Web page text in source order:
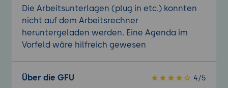
Die Arbeitsunterlagen (plug in etc.) konnten
nicht auf dem Arbeitsrechner
heruntergeladen werden. Eine Agenda im
Vorfeld wäre hilfreich gewesen
Über die GFU 4/5